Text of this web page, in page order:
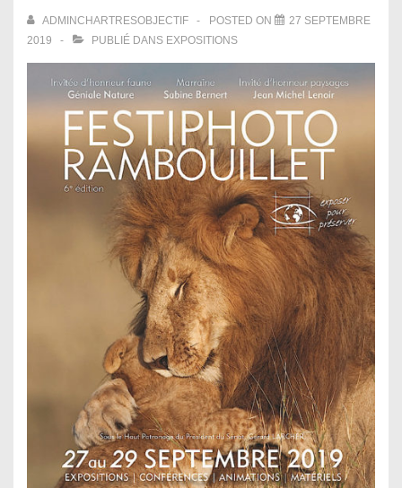
ADMINCHARTRESOBJECTIF POSTED ON
27 SEPTEMBRE
2019
PUBLIÉ DANS EXPOSITIONS